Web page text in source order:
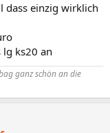
dass einzig wirklich
ks20 an
ganz schön an die